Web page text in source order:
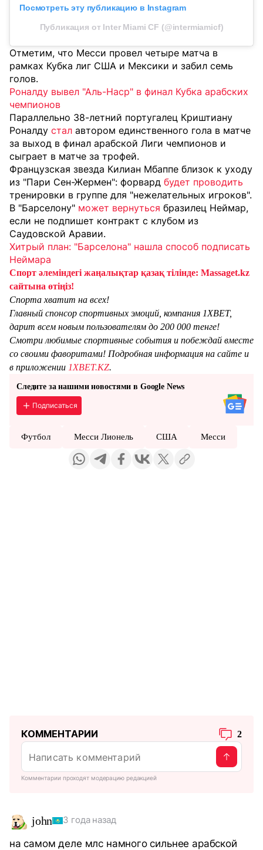
Посмотреть эту публикацию в Instagram
Публикация от Inter Miami CF (@intermiamicf)
Отметим, что Месси провел четыре матча в
рамках Кубка лиг США и Мексики и забил семь
голов.
Роналду вывел "Аль-Наср" в финал Кубка арабских
чемпионов
Параллельно 38-летний португалец Криштиану
Роналду стал автором единственного гола в матче
за выход в финал арабской Лиги чемпионов и
сыграет в матче за трофей.
Французская звезда Килиан Мбаппе близок к уходу
из "Пари Сен-Жермен": форвард будет проводить
тренировки в группе для "нежелательных игроков".
В "Барселону" может вернуться бразилец Неймар,
если не подпишет контракт с клубом из
Саудовской Аравии.
Хитрый план: "Барселона" нашла способ подписать
Неймара
Спорт әлеміндегі жаңалықтар қазақ тілінде: Massaget.kz
сайтына өтіңіз!
Спорта хватит на всех!
Главный спонсор спортивных эмоций, компания 1XBET,
дарит всем новым пользователям до 200 000 тенге!
Смотри любимые спортивные события и побеждай вместе
со своими фаворитами! Подробная информация на сайте и
в приложении 1XBET.KZ.
Следите за нашими новостями в Google News
Подписаться
Футбол Месси Лионель США Месси
КОММЕНТАРИИ 2
Комментарии проходят модерацию редакцией
john 3 года назад
на самом деле млс намного сильнее арабской